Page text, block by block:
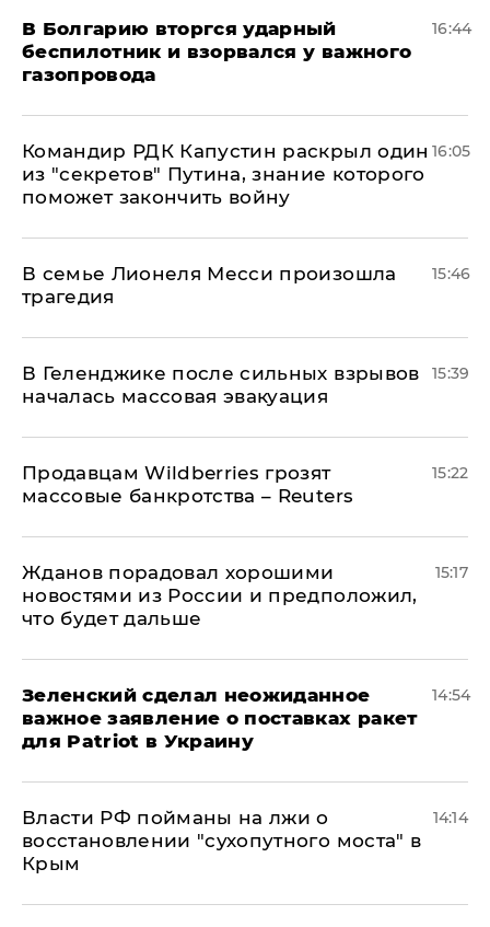
В Болгарию вторгся ударный
беспилотник и взорвался у важного
газопровода
16:44
Командир РДК Капустин раскрыл один
из "секретов" Путина, знание которого
поможет закончить войну
16:05
В семье Лионеля Месси произошла
трагедия
15:46
В Геленджике после сильных взрывов
началась массовая эвакуация
15:39
Продавцам Wildberries грозят
массовые банкротства – Reuters
15:22
Жданов порадовал хорошими
новостями из России и предположил,
что будет дальше
15:17
Зеленский сделал неожиданное
важное заявление о поставках ракет
для Patriot в Украину
14:54
Власти РФ пойманы на лжи о
восстановлении "сухопутного моста" в
Крым
14:14